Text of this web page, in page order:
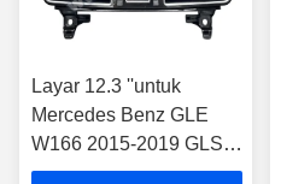
Layar 12.3 ''untuk
Mercedes Benz GLE
W166 2015-2019 GLS
X166 2016-2019